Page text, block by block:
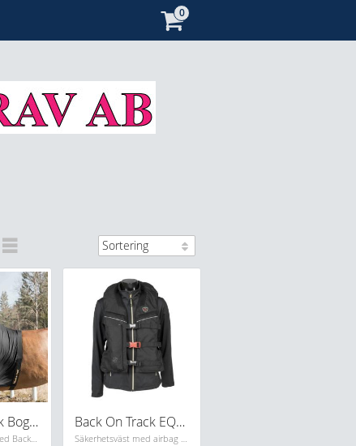
Back on Track Bogskydd Light
Tunnt bogskydd med Back on Tracks populära Welltex tyg
Back On Track EQ3 Spark Air Säkerhetsväst
Säkerhetsväst med airbag system, säljs utan gaspatron. Supersmidig och går att använda både med och utan annan säkerhetsväst. Endast i svart.